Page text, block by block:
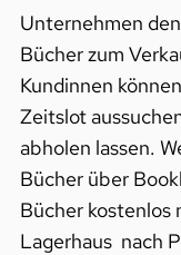
Unternehmen
Bücher zum
Kundinnen
Zeitslot
abholen lassen.
Bücher über
Bücher kostenlos
Lagerhaus nach